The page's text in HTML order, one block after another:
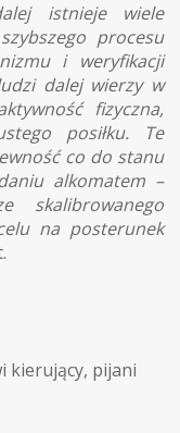
istnieje wiele
procesu
i weryfikacji
dalej wierzy w
fizyczna,
posiłku. Te
co do stanu
alkomatem –
skalibrowanego
na posterunek
kierujący, pijani